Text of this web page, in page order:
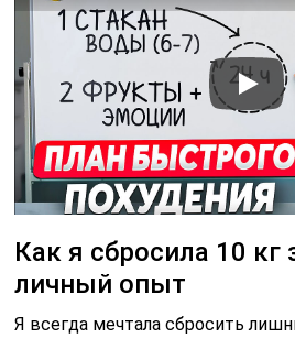
Как я сбросила 10 кг
личный опыт
Я всегда мечтала сбросить